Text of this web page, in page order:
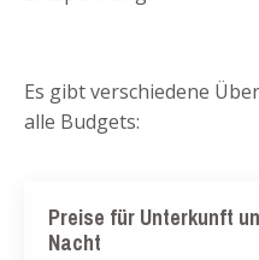
Es gibt verschiedene
alle Budgets:
Preise für Unterkunft
Nacht